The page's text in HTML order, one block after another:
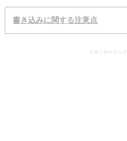
書き込みに関する注意点
スポンサーリンク